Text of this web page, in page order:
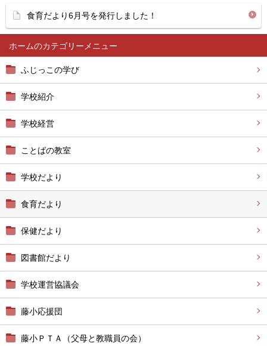
ホーム
ふじっこの学び
学校紹介
学校経営
ことばの教室
学校だより
食育だより
保健だより
図書館だより
学校運営協議会
藤小応援団
藤小ＰＴＡ（父母と教職員の会）
食育だより6月号を発行しました！